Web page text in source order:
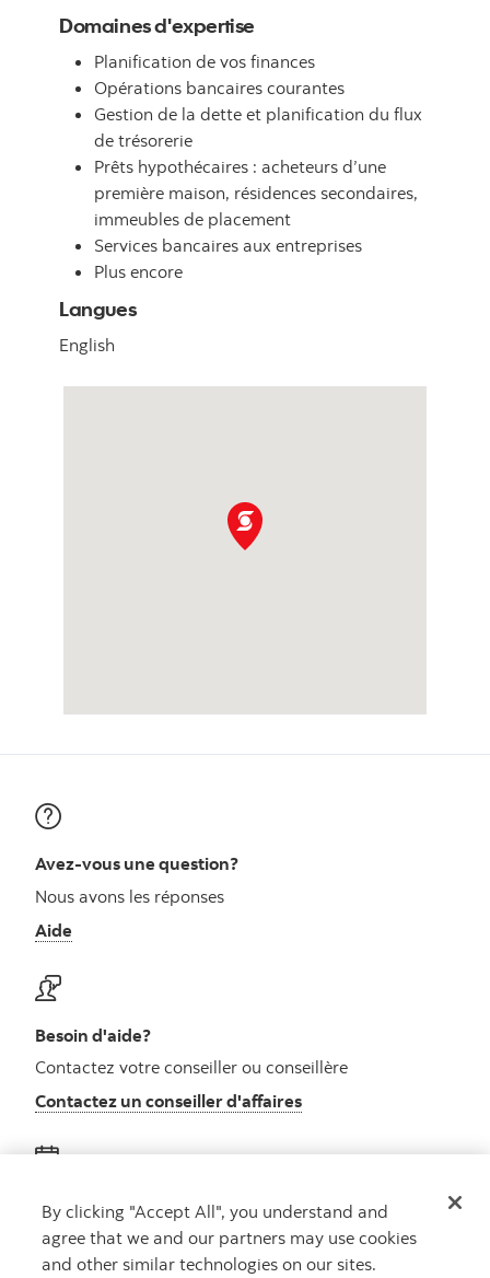
Domaines d'expertise
Planification de vos finances
Opérations bancaires courantes
Gestion de la dette et planification du flux
de trésorerie
Prêts hypothécaires : acheteurs d’une
première maison, résidences secondaires,
immeubles de placement
Services bancaires aux entreprises
Plus encore
Langues
English
Avez-vous une question?
Nous avons les réponses
Aide
Besoin d'aide?
Contactez votre conseiller ou conseillère
Contactez un conseiller d'affaires
Obtenez des conseils
Rencontrez un conseiller
Prenez rendez-vous
By clicking "Accept All", you understand and
agree that we and our partners may use cookies
and other similar technologies on our sites.